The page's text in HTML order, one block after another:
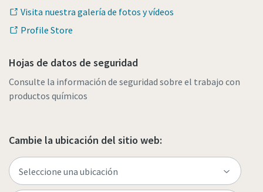
Visita nuestra galería de fotos y vídeos
Profile Store
Hojas de datos de seguridad
Consulte la información de seguridad sobre el trabajo con
productos químicos
Cambie la ubicación del sitio web: